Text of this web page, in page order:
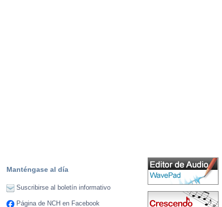
Manténgase al día
Suscribirse al boletín informativo
Página de NCH en Facebook